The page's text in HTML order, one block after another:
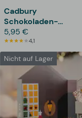
Cadbury
Schokoladen-
Adventskalender
5,95 €
4,1
Nicht auf Lager